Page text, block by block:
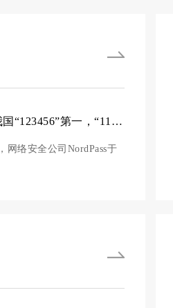
2024 最糟糕密码：我国“123456”第一，“111222tianya”第十
网络安全公司NordPass于